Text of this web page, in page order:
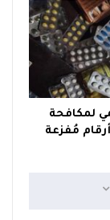
لمكافحة
مُفزعة